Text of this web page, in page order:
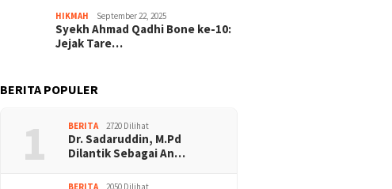
HIKMAH September 22, 2025
Syekh Ahmad Qadhi Bone ke-10:
Jejak Tare…
BERITA POPULER
1 BERITA 2720 Dilihat
Dr. Sadaruddin, M.Pd
Dilantik Sebagai An…
BERITA 2050 Dilihat